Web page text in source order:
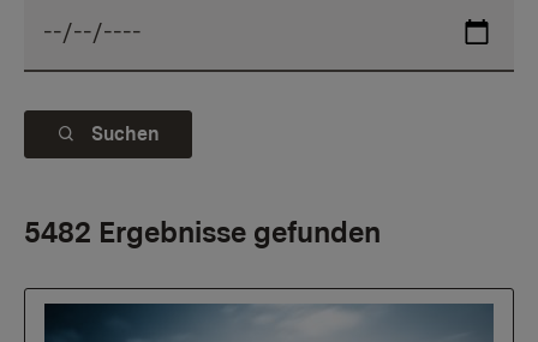
Suchen
5482 Ergebnisse gefunden